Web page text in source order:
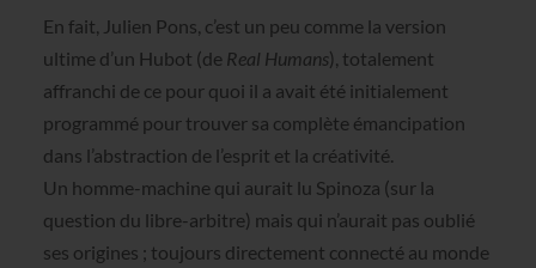
En fait, Julien Pons, c’est un peu comme la version
ultime d’un Hubot (de Real Humans), totalement
affranchi de ce pour quoi il a avait été initialement
programmé pour trouver sa complète émancipation
dans l’abstraction de l’esprit et la créativité.
Un homme-machine qui aurait lu Spinoza (sur la
question du libre-arbitre) mais qui n’aurait pas oublié
ses origines ; toujours directement connecté au monde